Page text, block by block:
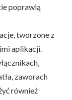
poprawią
tworzone z
aplikacji.
zaworach
również